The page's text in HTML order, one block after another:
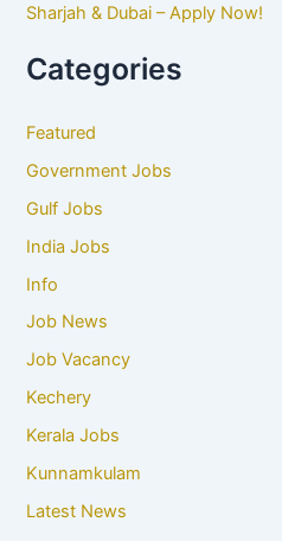
Sharjah & Dubai – Apply Now!
Categories
Featured
Government Jobs
Gulf Jobs
India Jobs
Info
Job News
Job Vacancy
Kechery
Kerala Jobs
Kunnamkulam
Latest News